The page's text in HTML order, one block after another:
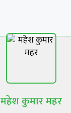
महेश कुमार महर